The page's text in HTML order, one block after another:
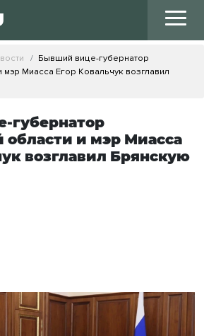
Бывший вице-губернатор
мэр Миасса Егор Ковальчук возглавил
губернатор
области и мэр Миасса
возглавил Брянскую